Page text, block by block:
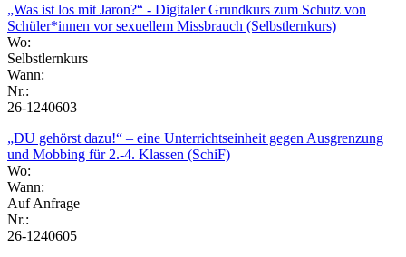
„Was ist los mit Jaron?“ - Digitaler Grundkurs zum Schutz von
Schüler*innen vor sexuellem Missbrauch (Selbstlernkurs)
Wo:
Selbstlernkurs
Wann:
Nr.:
26-1240603
„DU gehörst dazu!“ – eine Unterrichtseinheit gegen Ausgrenzung
und Mobbing für 2.-4. Klassen (SchiF)
Wo:
Wann:
Auf Anfrage
Nr.:
26-1240605